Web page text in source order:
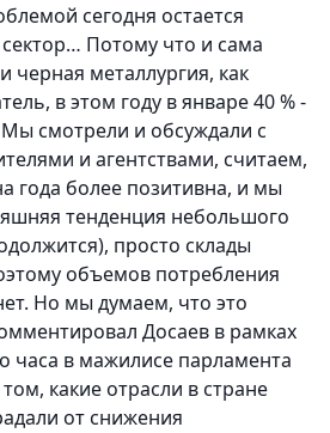
сегодня остается
Потому что и сама
металлургия, как
в этом году в январе 40 % -
смотрели и обсуждали с
и агентствами, считаем,
года более позитивна, и мы
тенденция небольшого
просто склады
объемов потребления
Но мы думаем, что это
Досаев в рамках
часа в мажилисе парламента
какие отрасли в стране
от снижения